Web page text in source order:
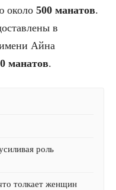
около 500 манатов.
в
Айна
манатов.
роль
толкает женщин